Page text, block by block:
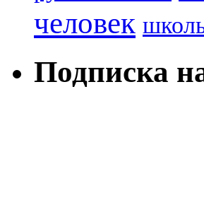
человек
Подписка